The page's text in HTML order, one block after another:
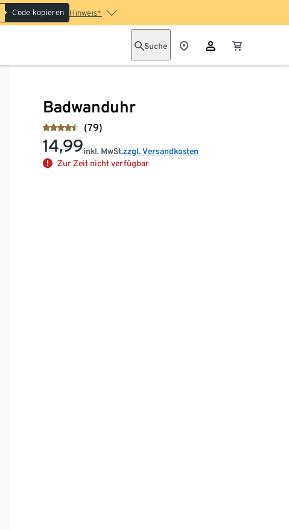
Code kopieren Hinweis*
Suche
Badwanduhr
(79)
14,99inkl. MwSt.zzgl. Versandkosten
Zur Zeit nicht verfügbar